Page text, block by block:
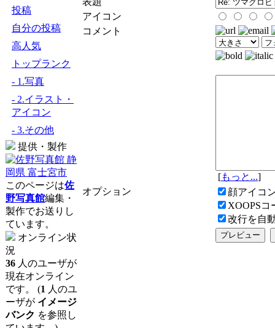
投稿
自分の投稿
高人気
トップランク
- 1.写真
- 2.イラスト・
アイコン
- 3.その他
提供・製作
このページは佐
野写真館編集・
製作でお送りし
ています。
オンライン状
況
36 人のユーザが
現在オンライン
です。 (1 人のユ
ーザが イメージ
バンク を参照し
アイコン
コメント
[もっと...]
オプション
顔アイコ
XOOPSコ
改行を自